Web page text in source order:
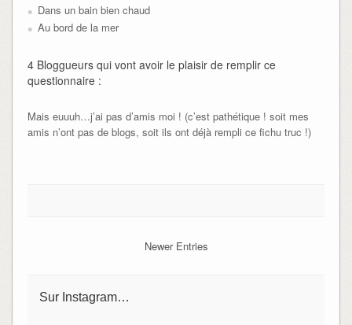
Dans un bain bien chaud
Au bord de la mer
4 Bloggueurs qui vont avoir le plaisir de remplir ce
questionnaire :
Mais euuuh…j’ai pas d’amis moi ! (c’est pathétique ! soit mes
amis n’ont pas de blogs, soit ils ont déjà rempli ce fichu truc !)
Newer Entries
Sur Instagram…